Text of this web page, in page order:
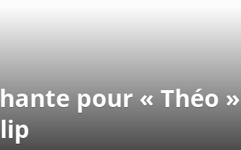
pour « Théo »